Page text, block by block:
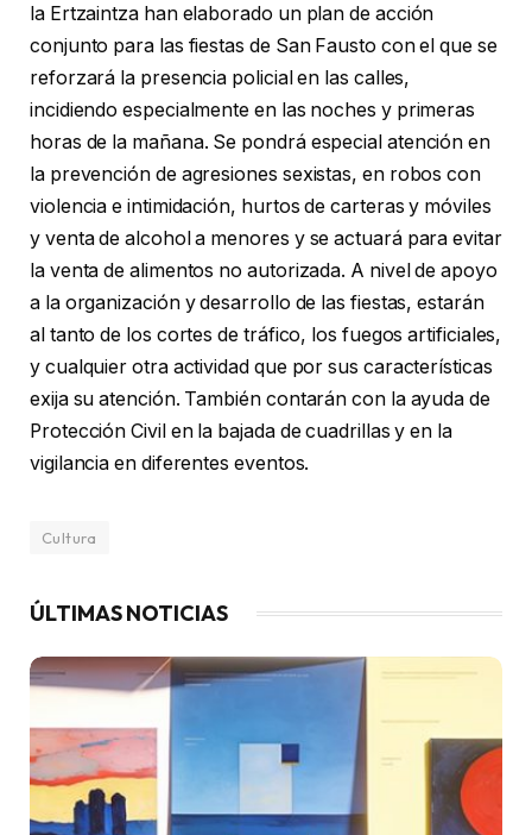
la Ertzaintza han elaborado un plan de acción
conjunto para las fiestas de San Fausto con el que se
reforzará la presencia policial en las calles,
incidiendo especialmente en las noches y primeras
horas de la mañana. Se pondrá especial atención en
la prevención de agresiones sexistas, en robos con
violencia e intimidación, hurtos de carteras y móviles
y venta de alcohol a menores y se actuará para evitar
la venta de alimentos no autorizada. A nivel de apoyo
a la organización y desarrollo de las fiestas, estarán
al tanto de los cortes de tráfico, los fuegos artificiales,
y cualquier otra actividad que por sus características
exija su atención. También contarán con la ayuda de
Protección Civil en la bajada de cuadrillas y en la
vigilancia en diferentes eventos.
Cultura
ÚLTIMAS NOTICIAS